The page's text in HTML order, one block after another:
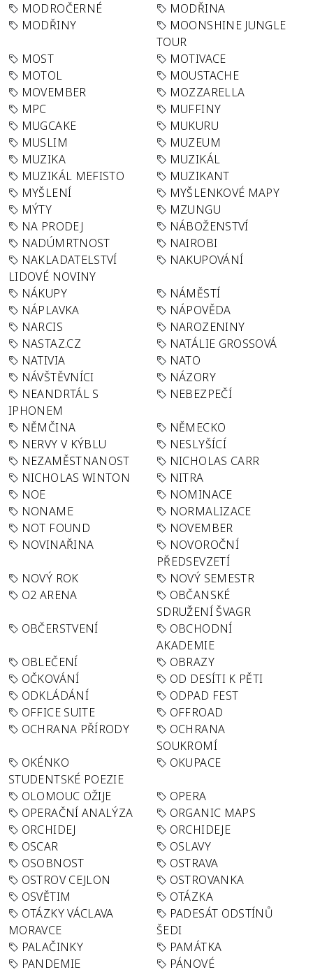
MODROČERNÉ
MODŘINA
MODŘINY
MOONSHINE JUNGLE
TOUR
MOST
MOTIVACE
MOTOL
MOUSTACHE
MOVEMBER
MOZZARELLA
MPC
MUFFINY
MUGCAKE
MUKURU
MUSLIM
MUZEUM
MUZIKA
MUZIKÁL
MUZIKÁL MEFISTO
MUZIKANT
MYŠLENÍ
MYŠLENKOVÉ MAPY
MÝTY
MZUNGU
NA PRODEJ
NÁBOŽENSTVÍ
NADÚMRTNOST
NAIROBI
NAKLADATELSTVÍ
LIDOVÉ NOVINY
NAKUPOVÁNÍ
NÁKUPY
NÁMĚSTÍ
NÁPLAVKA
NÁPOVĚDA
NARCIS
NAROZENINY
NASTAZ.CZ
NATÁLIE GROSSOVÁ
NATIVIA
NATO
NÁVŠTĚVNÍCI
NÁZORY
NEANDRTÁL S
IPHONEM
NEBEZPEČÍ
NĚMČINA
NĚMECKO
NERVY V KÝBLU
NESLYŠÍCÍ
NEZAMĚSTNANOST
NICHOLAS CARR
NICHOLAS WINTON
NITRA
NOE
NOMINACE
NONAME
NORMALIZACE
NOT FOUND
NOVEMBER
NOVINAŘINA
NOVOROČNÍ
PŘEDSEVZETÍ
NOVÝ ROK
NOVÝ SEMESTR
O2 ARENA
OBČANSKÉ
SDRUŽENÍ ŠVAGR
OBČERSTVENÍ
OBCHODNÍ
AKADEMIE
OBLEČENÍ
OBRAZY
OČKOVÁNÍ
OD DESÍTI K PĚTI
ODKLÁDÁNÍ
ODPAD FEST
OFFICE SUITE
OFFROAD
OCHRANA PŘÍRODY
OCHRANA
SOUKROMÍ
OKÉNKO
STUDENTSKÉ POEZIE
OKUPACE
OLOMOUC OŽIJE
OPERA
OPERAČNÍ ANALÝZA
ORGANIC MAPS
ORCHIDEJ
ORCHIDEJE
OSCAR
OSLAVY
OSOBNOST
OSTRAVA
OSTROV CEJLON
OSTROVANKA
OSVĚTIM
OTÁZKA
OTÁZKY VÁCLAVA
MORAVCE
PADESÁT ODSTÍNŮ
ŠEDI
PALAČINKY
PAMÁTKA
PANDEMIE
PÁNOVÉ